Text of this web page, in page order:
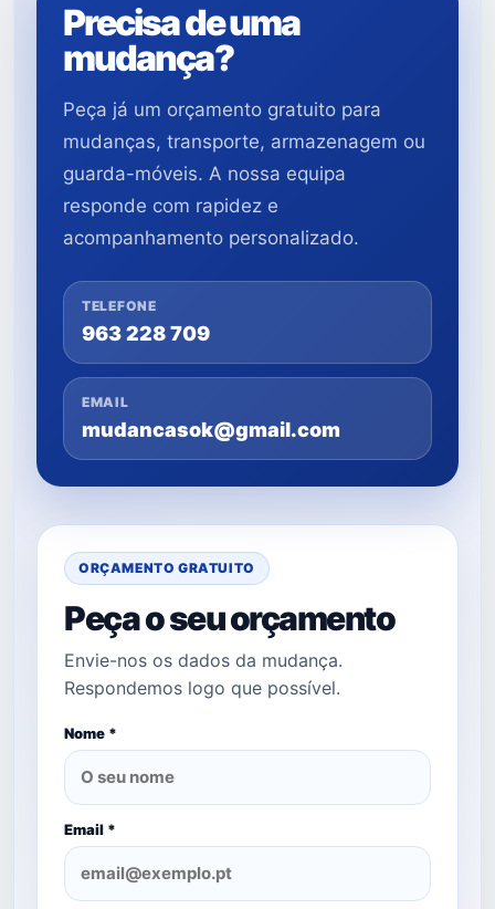
Precisa de uma
mudança?
Peça já um orçamento gratuito para
mudanças, transporte, armazenagem ou
guarda-móveis. A nossa equipa
responde com rapidez e
acompanhamento personalizado.
TELEFONE
963 228 709
EMAIL
mudancasok@gmail.com
ORÇAMENTO GRATUITO
Peça o seu orçamento
Envie-nos os dados da mudança.
Respondemos logo que possível.
Nome *
Email *